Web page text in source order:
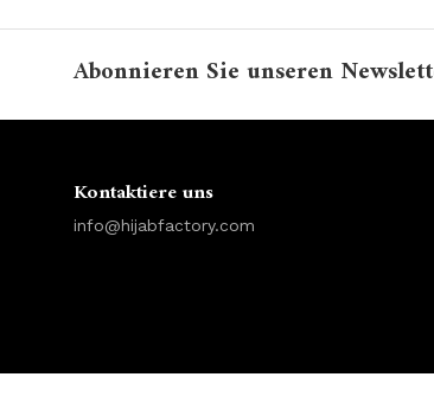
Abonnieren Sie unseren
Kontaktiere uns
info@hijabfactory.com